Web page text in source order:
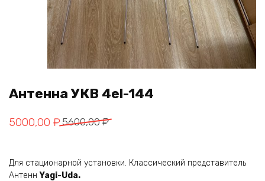
Антенна УКВ 4el-144
5600,00₽
Первоначальная
5600,00 ₽.
5000,00 ₽
Текущая
Для стационарной установки. Классический представитель
АнтеннYagi-Uda.